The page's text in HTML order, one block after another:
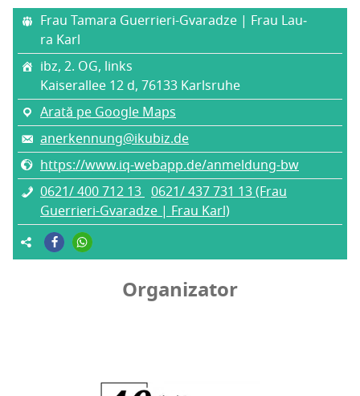
Frau Tama­ra Guer­ri­eri-Gva­ra­d­ze | Frau Lau­
ra Karl
ibz, 2. OG, links
Kai­se­ra­l­lee 12 d, 76133 Karl­sru­he
Arată pe Google Maps
anerkennung@ikubiz.de
https://www.iq-webapp.de/anmeldung-bw
0621/ 400 712 13 0621/ 437 731 13 (Frau
Guerrieri-Gvaradze | Frau Karl)
Organizator